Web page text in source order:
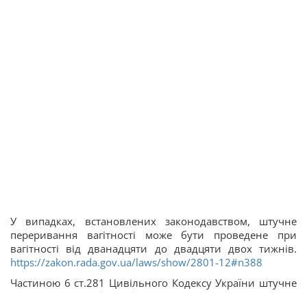
У випадках, встановлених законодавством, штучне
переривання вагітності може бути проведене при
вагітності від дванадцяти до двадцяти двох тижнів.
https://zakon.rada.gov.ua/laws/show/2801-12#n388
Частиною 6 ст.281 Цивільного Кодексу України штучне